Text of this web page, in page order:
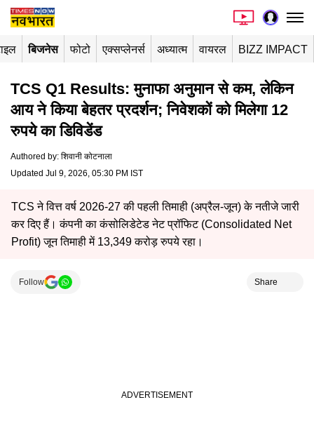
बिजनेस फोटो एक्सप्लेनर्स अध्यात्म वायरल BIZZ IMPACT
TCS Q1 Results: मुनाफा अनुमान से कम, लेकिन
आय ने किया बेहतर प्रदर्शन; निवेशकों को मिलेगा 12
रुपये का डिविडेंड
Authored by: शिवानी कोटनाला
Updated Jul 9, 2026, 05:30 PM IST
TCS ने वित्त वर्ष 2026-27 की पहली तिमाही (अप्रैल-जून) के नतीजे जारी
कर दिए हैं। कंपनी का कंसोलिडेटेड नेट प्रॉफिट (Consolidated Net
Profit) जून तिमाही में 13,349 करोड़ रुपये रहा।
Follow Share